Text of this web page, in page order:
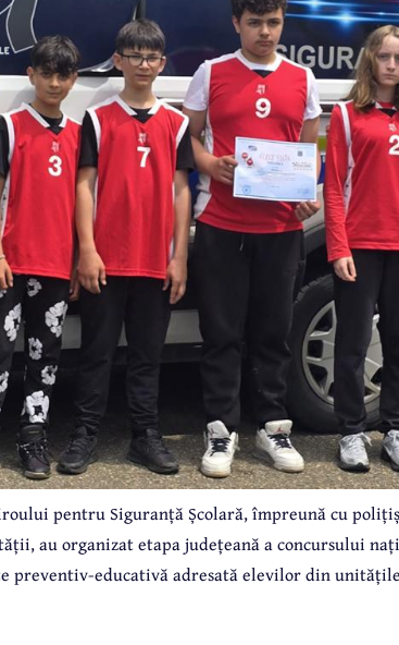
pentru Siguranță Școlară, împreună cu
au organizat etapa județeană a concursului
preventiv-educativă adresată elevilor din